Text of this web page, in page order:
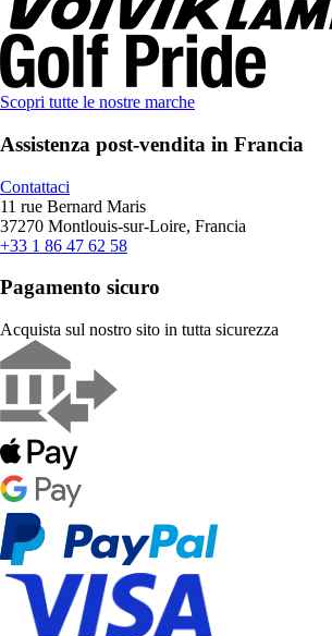
Scopri tutte le nostre marche
Assistenza post-vendita in Francia
Contattaci
11 rue Bernard Maris
37270 Montlouis-sur-Loire, Francia
+33 1 86 47 62 58
Pagamento sicuro
Acquista sul nostro sito in tutta sicurezza